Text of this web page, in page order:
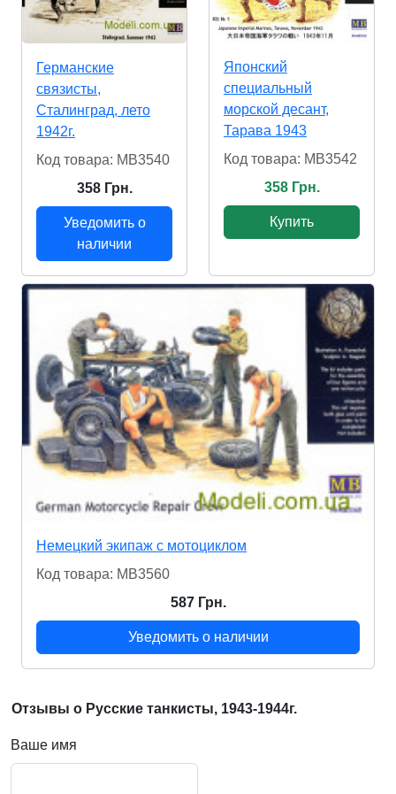
Германские
связисты,
Сталинград, лето
1942г.
Код товара: MB3540
358 Грн.
Уведомить о
наличии
Японский
cпециальный
морской десант,
Тарава 1943
Код товара: MB3542
358 Грн.
Купить
Немецкий экипаж с мотоциклом
Код товара: MB3560
587 Грн.
Уведомить о наличии
Отзывы о Русские танкисты, 1943-1944г.
Ваше имя